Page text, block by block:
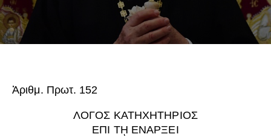
Ἀριθμ. Πρωτ. 152
ΛΟΓΟΣ ΚΑΤΗΧΗΤΗΡΙΟΣ
ΕΠΙ Τῌ ΕΝΑΡΞΕΙ